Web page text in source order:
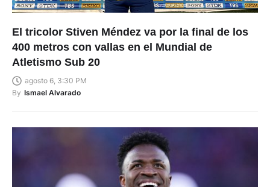
El tricolor Stiven Méndez va por la final de los
400 metros con vallas en el Mundial de
Atletismo Sub 20
agosto 6, 3:30 PM
By Ismael Alvarado